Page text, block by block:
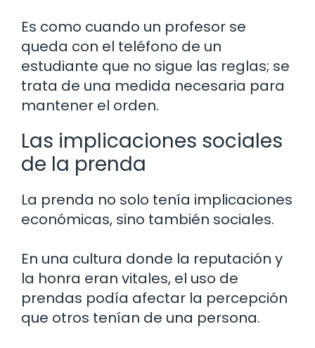
Es como cuando un profesor se
queda con el teléfono de un
estudiante que no sigue las reglas; se
trata de una medida necesaria para
mantener el orden.
Las implicaciones sociales
de la prenda
La prenda no solo tenía implicaciones
económicas, sino también sociales.
En una cultura donde la reputación y
la honra eran vitales, el uso de
prendas podía afectar la percepción
que otros tenían de una persona.